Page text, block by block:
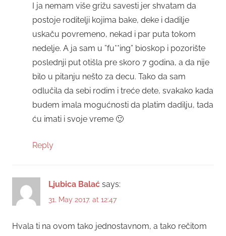
I ja nemam više grižu savesti jer shvatam da
postoje roditelji kojima bake, deke i dadilje
uskaču povremeno, nekad i par puta tokom
nedelje. A ja sam u ”fu**ing” bioskop i pozorište
poslednji put otišla pre skoro 7 godina, a da nije
bilo u pitanju nešto za decu. Tako da sam
odlučila da sebi rodim i treće dete, svakako kada
budem imala mogućnosti da platim dadilju, tada
ću imati i svoje vreme 🙂
Reply
Ljubica Balać says:
31. May 2017. at 12:47
Hvala ti na ovom tako jednostavnom, a tako rečitom